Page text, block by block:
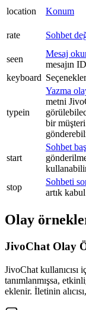
location Konum
rate
Sohbet
seen
Mesaj
mesajın
keyboard
typein
Yazma
metni
bir
start
Sohbet
stop
Sohbeti
artık
Olay
JivoChat Olay
JivoChat kullanıcısı
tanımlanmışsa,
eklenir. İletinin alıcısı,